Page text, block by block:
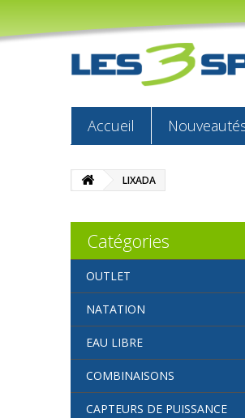
Accueil
LIXADA
Catégories
OUTLET
NATATION
EAU LIBRE
COMBINAISONS
CAPTEURS DE PUISSANCE